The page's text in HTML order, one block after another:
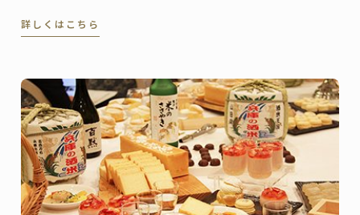
の顔を持ち様々なメディアに登場することからご存知
詳しくはこちら